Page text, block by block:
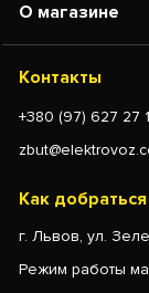
О магазине
Контакты
+380 (97) 627 27
Как добраться
г. Львов, ул.
Режим работы